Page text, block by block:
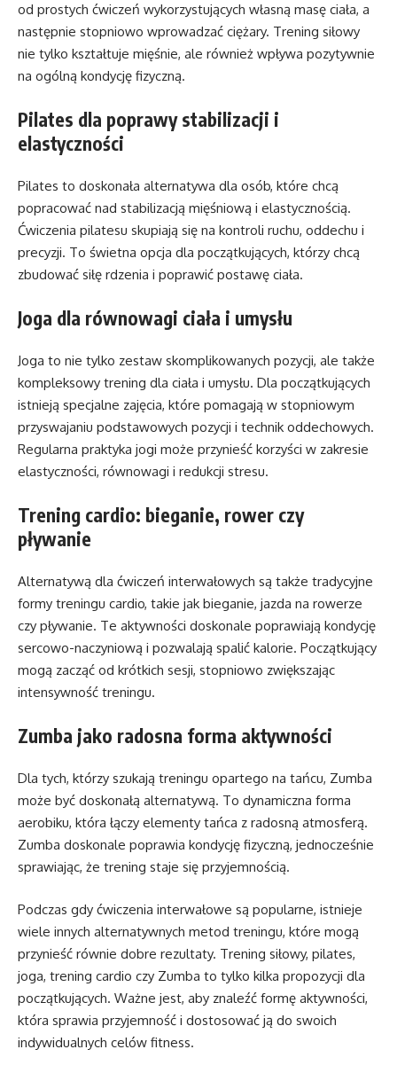
od prostych ćwiczeń wykorzystujących własną masę ciała, a
następnie stopniowo wprowadzać ciężary. Trening siłowy
nie tylko kształtuje mięśnie, ale również wpływa pozytywnie
na ogólną kondycję fizyczną.
Pilates dla poprawy stabilizacji i
elastyczności
Pilates to doskonała alternatywa dla osób, które chcą
popracować nad stabilizacją mięśniową i elastycznością.
Ćwiczenia pilatesu skupiają się na kontroli ruchu, oddechu i
precyzji. To świetna opcja dla początkujących, którzy chcą
zbudować siłę rdzenia i poprawić postawę ciała.
Joga dla równowagi ciała i umysłu
Joga to nie tylko zestaw skomplikowanych pozycji, ale także
kompleksowy trening dla ciała i umysłu. Dla początkujących
istnieją specjalne zajęcia, które pomagają w stopniowym
przyswajaniu podstawowych pozycji i technik oddechowych.
Regularna praktyka jogi może przynieść korzyści w zakresie
elastyczności, równowagi i redukcji stresu.
Trening cardio: bieganie, rower czy
pływanie
Alternatywą dla ćwiczeń interwałowych są także tradycyjne
formy treningu cardio, takie jak bieganie, jazda na rowerze
czy pływanie. Te aktywności doskonale poprawiają kondycję
sercowo-naczyniową i pozwalają spalić kalorie. Początkujący
mogą zacząć od krótkich sesji, stopniowo zwiększając
intensywność treningu.
Zumba jako radosna forma aktywności
Dla tych, którzy szukają treningu opartego na tańcu, Zumba
może być doskonałą alternatywą. To dynamiczna forma
aerobiku, która łączy elementy tańca z radosną atmosferą.
Zumba doskonale poprawia kondycję fizyczną, jednocześnie
sprawiając, że trening staje się przyjemnością.
Podczas gdy ćwiczenia interwałowe są popularne, istnieje
wiele innych alternatywnych metod treningu, które mogą
przynieść równie dobre rezultaty. Trening siłowy, pilates,
joga, trening cardio czy Zumba to tylko kilka propozycji dla
początkujących. Ważne jest, aby znaleźć formę aktywności,
która sprawia przyjemność i dostosować ją do swoich
indywidualnych celów fitness.